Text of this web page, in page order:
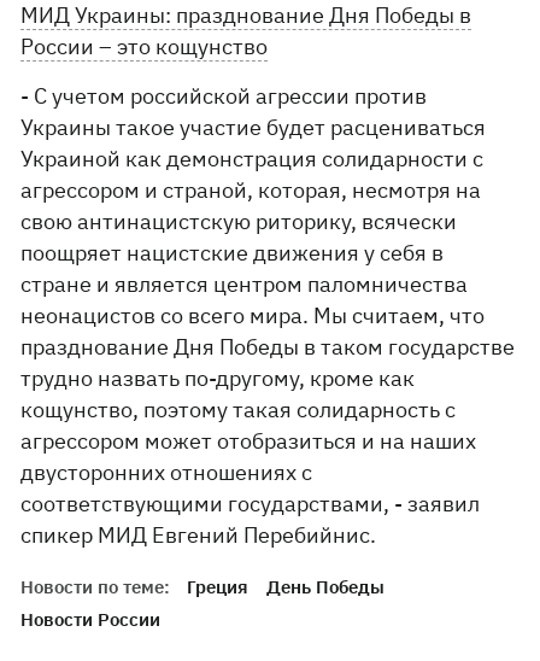
МИД Украины: празднование Дня Победы в
России – это кощунство
- С учетом российской агрессии против
Украины такое участие будет расцениваться
Украиной как демонстрация солидарности с
агрессором и страной, которая, несмотря на
свою антинацистскую риторику, всячески
поощряет нацистские движения у себя в
стране и является центром паломничества
неонацистов со всего мира. Мы считаем, что
празднование Дня Победы в таком государстве
трудно назвать по-другому, кроме как
кощунство, поэтому такая солидарность с
агрессором может отобразиться и на наших
двусторонних отношениях с
соответствующими государствами, - заявил
спикер МИД Евгений Перебийнис.
Новости по теме: Греция
День Победы
Новости России